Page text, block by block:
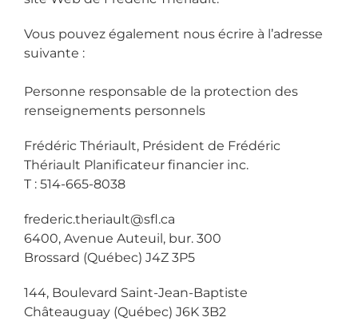
Vous pouvez également nous écrire à l’adresse
suivante :
Personne responsable de la protection des
renseignements personnels
Frédéric Thériault, Président de Frédéric
Thériault Planificateur financier inc.
T : 514-665-8038
frederic.theriault@sfl.ca
6400, Avenue Auteuil, bur. 300
Brossard (Québec) J4Z 3P5
144, Boulevard Saint-Jean-Baptiste
Châteauguay (Québec) J6K 3B2